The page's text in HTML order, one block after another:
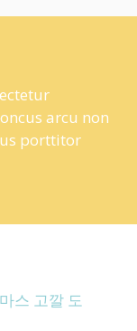
arcu non
porttitor
스 고깔 도